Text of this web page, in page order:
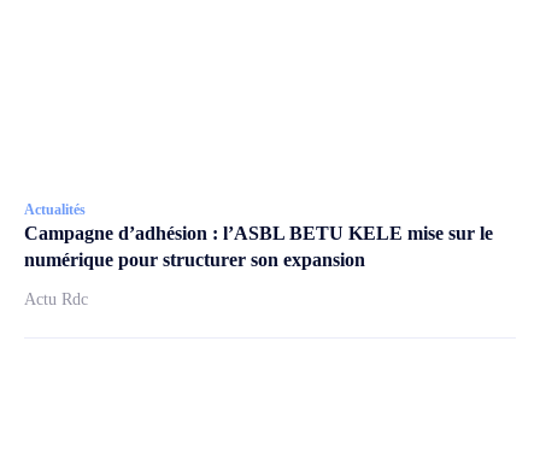
Actualités
Campagne d’adhésion : l’ASBL BETU KELE mise sur le
numérique pour structurer son expansion
Actu Rdc